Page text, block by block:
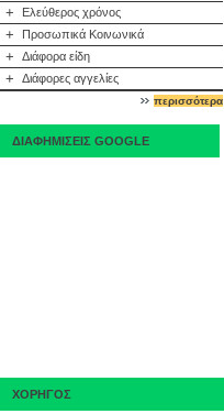
+ Ελεύθερος χρόνος
+ Προσωπικά Κοινωνικά
+ Διάφορα είδη
+ Διάφορες αγγελίες
περισσότερα
ΔΙΑΦΗΜΙΣΕΙΣ GOOGLE
ΧΟΡΗΓΟΣ